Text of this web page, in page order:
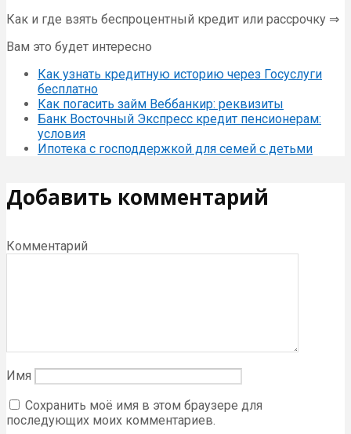
Как и где взять беспроцентный кредит или рассрочку ⇒
Вам это будет интересно
Как узнать кредитную историю через Госуслуги
бесплатно
Как погасить займ Веббанкир: реквизиты
Банк Восточный Экспресс кредит пенсионерам:
условия
Ипотека с господдержкой для семей с детьми
Добавить комментарий
Комментарий
Имя
Сохранить моё имя в этом браузере для
последующих моих комментариев.